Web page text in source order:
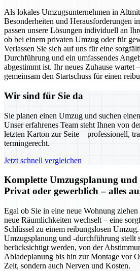
Als lokales Umzugsunternehmen in
Besonderheiten und Herausforderungen
passen unsere Lösungen individuell an
ob bei einem privaten Umzug oder für
Verlassen Sie sich auf uns für eine
Durchführung und ein umfassendes
abgestimmt ist. Ihr neues Zuhause wartet
gemeinsam den Startschuss für einen
Wir sind für Sie da
Sie planen einen Umzug und suchen
Unser erfahrenes Team steht Ihnen von
letzten Karton zur Seite – professionell,
termingerecht.
Jetzt schnell vergleichen
Komplette Umzugsplanung
Privat oder gewerblich – alles
Egal ob Sie in eine neue Wohnung
neue Räumlichkeiten wechselt – eine
Schlüssel zu einem reibungslosen
Umzugsplanung und -durchführung stellt
berücksichtigt werden, von der
Abladeplanung bis hin zur Montage vor
Zeit, sondern auch Nerven und Kosten.